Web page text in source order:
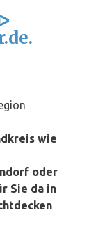
wie
oder
Sie da in